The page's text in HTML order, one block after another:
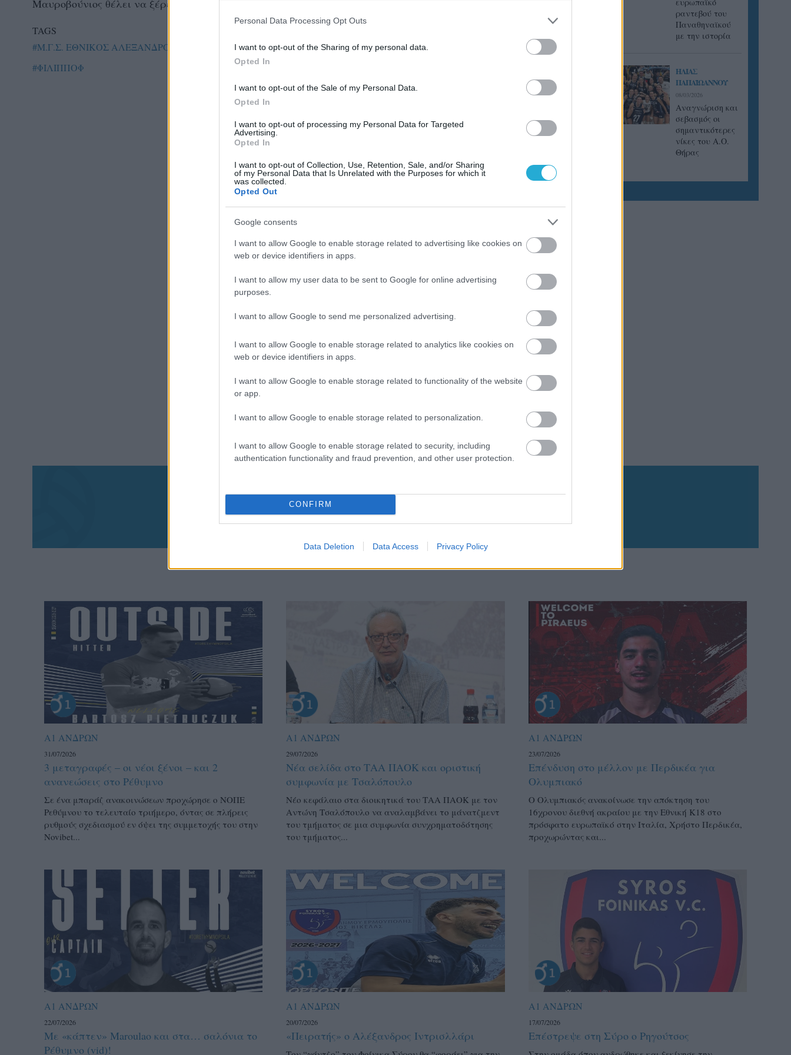
Personal Data Processing Opt Outs
I want to opt-out of the Sharing of my personal data.
Opted In
I want to opt-out of the Sale of my Personal Data.
Opted In
I want to opt-out of processing my Personal Data for Targeted
Advertising.
Opted In
I want to opt-out of Collection, Use, Retention, Sale, and/or Sharing
of my Personal Data that Is Unrelated with the Purposes for which it
was collected.
Opted Out
Google consents
I want to allow Google to enable storage related to advertising like cookies on
web or device identifiers in apps.
I want to allow my user data to be sent to Google for online advertising
purposes.
I want to allow Google to send me personalized advertising.
I want to allow Google to enable storage related to analytics like cookies on
web or device identifiers in apps.
I want to allow Google to enable storage related to functionality of the website
or app.
I want to allow Google to enable storage related to personalization.
I want to allow Google to enable storage related to security, including
authentication functionality and fraud prevention, and other user protection.
CONFIRM
Data Deletion Data Access Privacy Policy
Μαυροβούνιος θέλει να ξέρει τι θα κάνει η ομάδα και πως θα «τρέξει» στο επόμενο μισό του πρωταθλήματος.
TAGS
#Μ.Γ.Σ. ΕΘΝΙΚΟΣ ΑΛΕΞΑΝΔΡΟΥΠΟΛΗΣ Τ.Α.Α
#ΕΘΝΙΚΟΣ ΑΛΕΞΑΝΔΡΟΥΠΟΛΗΣ #ΜΠΡΑΤΟΕΦ
#ΦΙΛΙΠΠΟΦ
ραντεβού του
Παναθηναϊκού
με την ιστορία
ΗΛΙΑΣ
ΠΑΠΑΪΩΑΝΝΟΥ
08/03/2026
Αναγνώριση και
σεβασμός οι
σημαντικότερες
νίκες του Α.Ο.
Θήρας
Aκολουθήστε μας
παντού…
Α1 ΑΝΔΡΩΝ
31/07/2026
3 μεταγραφές – οι νέοι ξένοι – και 2
ανανεώσεις στο Ρέθυμνο
Σε ένα μπαράζ ανακοινώσεων προχώρησε ο ΝΟΠΕ
Ρεθύμνου το τελευταίο τριήμερο, όντας σε πλήρεις
ρυθμούς σχεδιασμού εν όψει της συμμετοχής του στην
Novibet...
Α1 ΑΝΔΡΩΝ
29/07/2026
Νέα σελίδα στο ΤΑΑ ΠΑΟΚ και οριστική
συμφωνία με Τσαλόπουλο
Νέο κεφάλαιο στα διοικητικά του ΤΑΑ ΠΑΟΚ με τον
Αντώνη Τσαλόπουλο να αναλαμβάνει το μάνατζμεντ
του τμήματος σε μια συμφωνία συνχρηματοδότησης
του τμήματος...
Α1 ΑΝΔΡΩΝ
23/07/2026
Επένδυση στο μέλλον με Περδικέα για
Ολυμπιακό
Ο Ολυμπιακός ανακοίνωσε την απόκτηση του
16χρονου διεθνή ακραίου με την Εθνική Κ18 στο
πρόσφατο ευρωπαϊκό στην Ιταλία, Χρήστο Περδικέα,
προχωρώντας και...
Α1 ΑΝΔΡΩΝ
22/07/2026
Με «κάπτεν» Maroulao και στα… σαλόνια το
Ρέθυμνο (vid)!
Α1 ΑΝΔΡΩΝ
20/07/2026
«Πειρατής» ο Αλέξανδρος Ιντρισλλάρι
Α1 ΑΝΔΡΩΝ
17/07/2026
Επέστρεψε στη Σύρο ο Ρηγούτσος